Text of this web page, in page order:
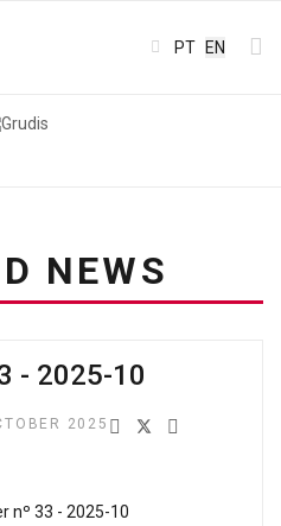
Select your
PT EN
NEWS
- 2025-10
2025